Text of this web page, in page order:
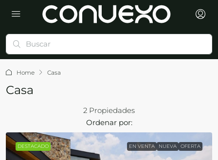
Home Casa
Casa
2 Propiedades
Ordenar por:
DESTACADO EN VENTA NUEVA OFERTA